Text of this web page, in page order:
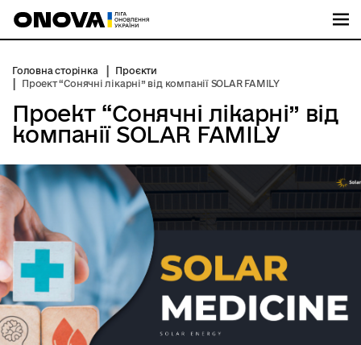
Головна сторінка
Проєкти
Проект “Сонячні лікарні” від компанії SOLAR FAMILY
Проект “Сонячні лікарні” від
компанії SOLAR FAMILY